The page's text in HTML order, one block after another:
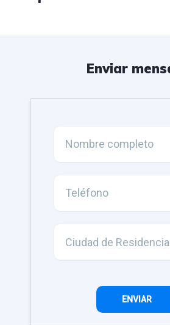
Enviar